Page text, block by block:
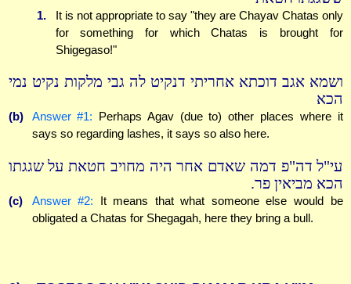
1.
It is not appropriate to say "they are Chayav Chatas only
for something for which Chatas is brought for
Shigegaso!"
ושמא אגב דוכתא אחריתי דנקיט לה גבי מלקות נקיט נמי
הכא
(b) Answer #1: Perhaps Agav (due to) other places where it
says so regarding lashes, it says so also here.
עי"ל דה"פ דמה שאדם אחר היה מחויב חטאת על שגגתו
הכא מביאין פר.
(c) Answer #2: It means that what someone else would be
obligated a Chatas for Shegagah, here they bring a bull.